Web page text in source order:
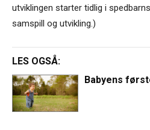
utviklingen starter tidlig i
samspill og utvikling.)
LES OGSÅ:
Babyens